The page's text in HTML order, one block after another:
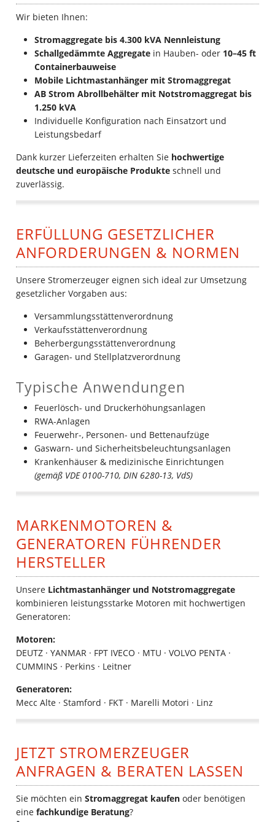
Wir bieten Ihnen:
Stromaggregate bis 4.300 kVA Nennleistung
Schallgedämmte Aggregate in Hauben- oder 10–45 ft
Containerbauweise
Mobile Lichtmastanhänger mit Stromaggregat
AB Strom Abrollbehälter mit Notstromaggregat bis
1.250 kVA
Individuelle Konfiguration nach Einsatzort und
Leistungsbedarf
Dank kurzer Lieferzeiten erhalten Sie hochwertige
deutsche und europäische Produkte schnell und
zuverlässig.
ERFÜLLUNG GESETZLICHER
ANFORDERUNGEN & NORMEN
Unsere Stromerzeuger eignen sich ideal zur Umsetzung
gesetzlicher Vorgaben aus:
Versammlungsstättenverordnung
Verkaufsstättenverordnung
Beherbergungsstättenverordnung
Garagen- und Stellplatzverordnung
Typische Anwendungen
Feuerlösch- und Druckerhöhungsanlagen
RWA-Anlagen
Feuerwehr-, Personen- und Bettenaufzüge
Gaswarn- und Sicherheitsbeleuchtungsanlagen
Krankenhäuser & medizinische Einrichtungen
(gemäß VDE 0100-710, DIN 6280-13, VdS)
MARKENMOTOREN &
GENERATOREN FÜHRENDER
HERSTELLER
Unsere Lichtmastanhänger und Notstromaggregate
kombinieren leistungsstarke Motoren mit hochwertigen
Generatoren:
Motoren:
DEUTZ · YANMAR · FPT IVECO · MTU · VOLVO PENTA ·
CUMMINS · Perkins · Leitner
Generatoren:
Mecc Alte · Stamford · FKT · Marelli Motori · Linz
JETZT STROMERZEUGER
ANFRAGEN & BERATEN LASSEN
Sie möchten einStromaggregat kaufen oder benötigen
einefachkundige Beratung?